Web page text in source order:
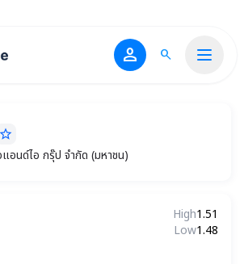
person search
ท ไอแอนด์ไอ กรุ๊ป จำกัด (มหาชน)
star_border
อนด์ไอ กรุ๊ป จำกัด (มหาชน)
High1.51
Low1.48